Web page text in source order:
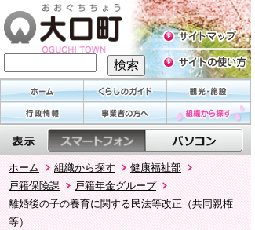
ホーム 組織から探す
健康福祉部
戸籍保険課
戸籍年金グループ
離婚後の子の養育に関する民法等改正（共同親権
等）